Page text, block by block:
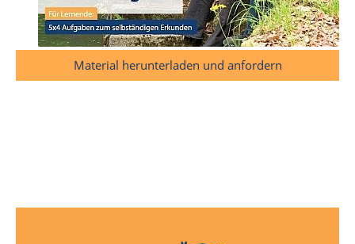
Material herunterladen und anfordern